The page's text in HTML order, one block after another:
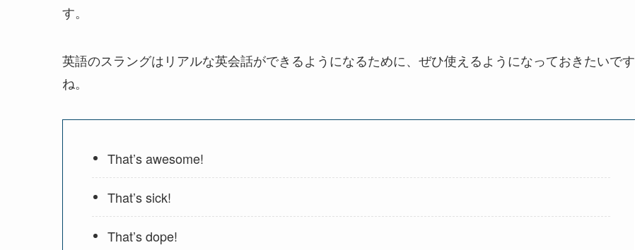
す。
英語のスラングはリアルな英会話ができるようになるために、ぜひ使えるようになっておきたいです
ね。
That’s awesome!
That’s sick!
That’s dope!